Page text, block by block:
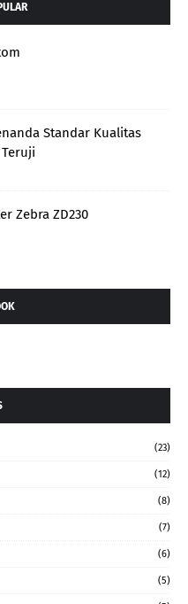
Standar Kualitas
Zebra ZD230
(23)
(12)
(8)
(7)
(6)
(5)